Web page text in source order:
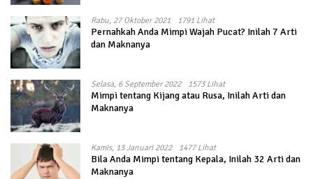
Rabu, 27 Oktober 2021 1791 Lihat
Pernahkah Anda Mimpi Wajah Pucat? Inilah 7 Arti
dan Maknanya
Selasa, 6 September 2022 1573 Lihat
Mimpi tentang Kijang atau Rusa, Inilah Arti dan
Maknanya
Kamis, 13 Januari 2022 1477 Lihat
Bila Anda Mimpi tentang Kepala, Inilah 32 Arti dan
Maknanya